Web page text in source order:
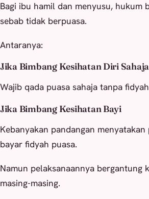
Bagi ibu hamil dan menyusu, hukum
sebab tidak berpuasa.
Antaranya:
Jika Bimbang Kesihatan Diri Sahaja
Wajib qada puasa sahaja tanpa
Jika Bimbang Kesihatan Bayi
Kebanyakan pandangan
bayar fidyah puasa.
Namun pelaksanaannya bergantung
masing-masing.